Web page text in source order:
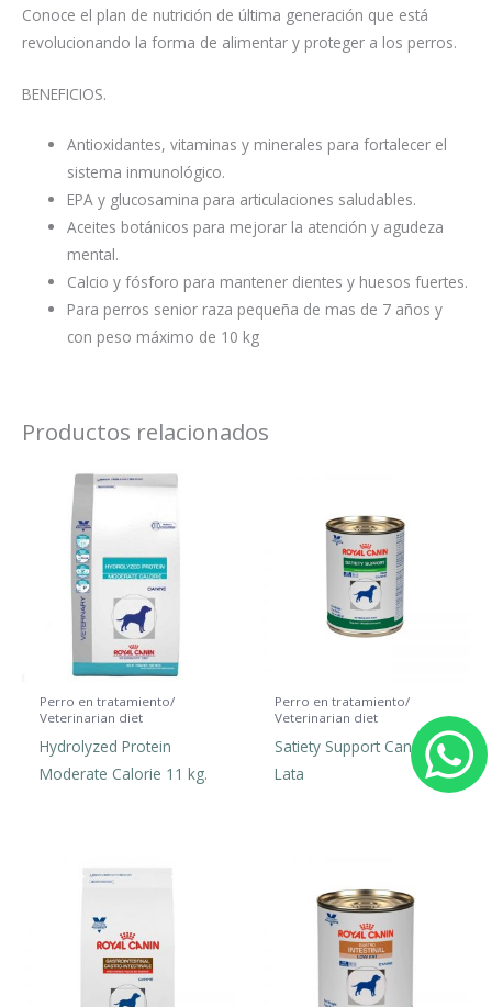
Conoce el plan de nutrición de última generación que está
revolucionando la forma de alimentar y proteger a los perros.
BENEFICIOS.
Antioxidantes, vitaminas y minerales para fortalecer el
sistema inmunológico.
EPA y glucosamina para articulaciones saludables.
Aceites botánicos para mejorar la atención y agudeza
mental.
Calcio y fósforo para mantener dientes y huesos fuertes.
Para perros senior raza pequeña de mas de 7 años y
con peso máximo de 10 kg
Productos relacionados
Perro en tratamiento/
Veterinarian diet
Hydrolyzed Protein
Moderate Calorie 11 kg.
Perro en tratamiento/
Veterinarian diet
Satiety Support Canine
Lata
h